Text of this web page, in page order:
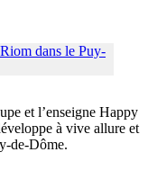
et l’enseigne Happy
à vive allure et
de-Dôme.